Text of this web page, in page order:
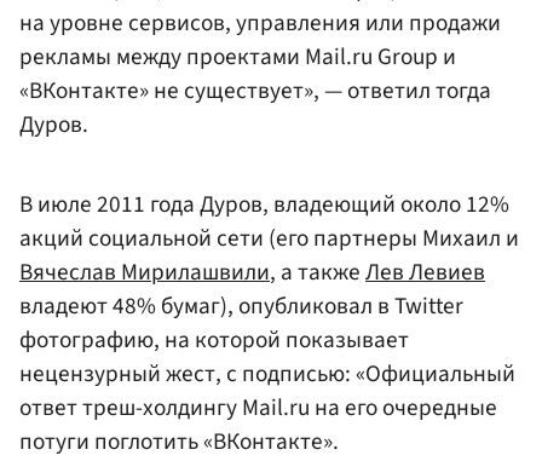
на уровне сервисов, управления или продажи
рекламы между проектами Mail.ru Group и
«ВКонтакте» не существует», — ответил тогда
Дуров.
В июле 2011 года Дуров, владеющий около 12%
акций социальной сети (его партнеры Михаил и
Вячеслав Мирилашвили, а такжеЛев Левиев
владеют 48% бумаг), опубликовал в Twitter
фотографию, на которой показывает
нецензурный жест, с подписью: «Официальный
ответ треш-холдингу Mail.ru на его очередные
потуги поглотить «ВКонтакте».